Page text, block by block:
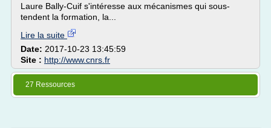
Laure Bally-Cuif s'intéresse aux mécanismes qui sous-
tendent la formation, la...
Lire la suite
Date: 2017-10-23 13:45:59
Site : http://www.cnrs.fr
27 Ressources